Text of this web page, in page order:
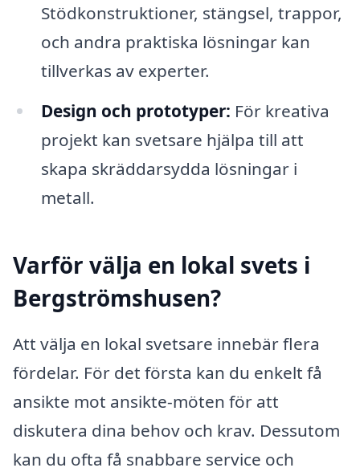
Stödkonstruktioner, stängsel, trappor,
och andra praktiska lösningar kan
tillverkas av experter.
Design och prototyper: För kreativa
projekt kan svetsare hjälpa till att
skapa skräddarsydda lösningar i
metall.
Varför välja en lokal svets i
Bergströmshusen?
Att välja en lokal svetsare innebär flera
fördelar. För det första kan du enkelt få
ansikte mot ansikte-möten för att
diskutera dina behov och krav. Dessutom
kan du ofta få snabbare service och